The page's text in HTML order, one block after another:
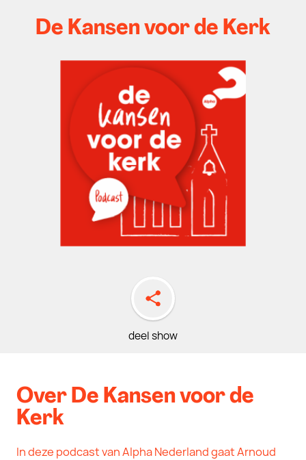
De Kansen voor de Kerk
deel show
Over De Kansen voor de
Kerk
In deze podcast van Alpha Nederland gaat Arnoud